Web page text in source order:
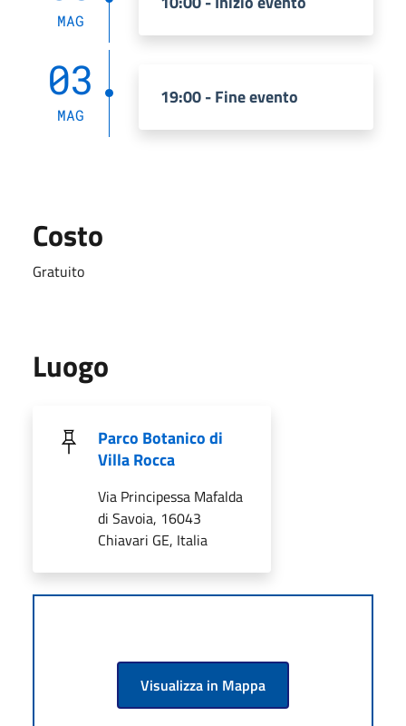
MAG
03
MAG
19:00 - Fine evento
Costo
Gratuito
Luogo
Parco Botanico di
Villa Rocca
Via Principessa Mafalda
di Savoia, 16043
Chiavari GE, Italia
Visualizza in Mappa